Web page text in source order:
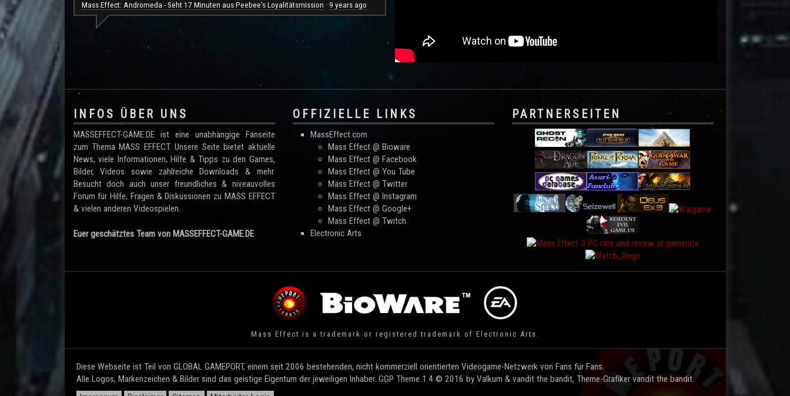
Mass Effect: Andromeda - Seht 17 Minuten aus Peebee's Loyalitätsmission · 9 years ago
.
INFOS ÜBER UNS
MASSEFFECT-GAME.DE ist eine unabhängige Fanseite
zum Thema MASS EFFECT. Unsere Seite bietet aktuelle
News, viele Informationen, Hilfe & Tipps zu den Games,
Bilder, Videos sowie zahlreiche Downloads & mehr.
Besucht doch auch unser freundliches & niveauvolles
Forum für Hilfe, Fragen & Diskussionen zu MASS EFFECT
& vielen anderen Videospielen.
Euer geschätztes Team von MASSEFFECT-GAME.DE
OFFIZIELLE LINKS
MassEffect.com
Mass Effect @ Bioware
Mass Effect @ Facebook
Mass Effect @ You Tube
Mass Effect @ Twitter
Mass Effect @ Instagram
Mass Effect @ Google+
Mass Effect @ Twitch
Electronic Arts
PARTNERSEITEN
Mass Effect is a trademark or registered trademark of Electronic Arts.
Diese Webseite ist Teil von GLOBAL GAMEPORT, einem seit 2006 bestehenden, nicht kommerziell orientierten Videogame-Netzwerk von Fans für Fans.
Alle Logos, Markenzeichen & Bilder sind das geistige Eigentum der jeweiligen Inhaber. GGP Theme 1.4 © 2016 by Valkum & vandit the bandit, Theme-Grafiker vandit the bandit.